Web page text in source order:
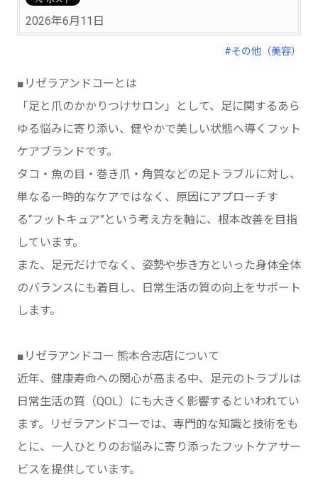
2026年6月11日
#その他（美容）
■リゼラアンドコーとは
「足と爪のかかりつけサロン」として、足に関するあら
ゆる悩みに寄り添い、健やかで美しい状態へ導くフット
ケアブランドです。
タコ・魚の目・巻き爪・角質などの足トラブルに対し、
単なる一時的なケアではなく、原因にアプローチす
る“フットキュア”という考え方を軸に、根本改善を目指
しています。
また、足元だけでなく、姿勢や歩き方といった身体全体
のバランスにも着目し、日常生活の質の向上をサポート
します。
■リゼラアンドコー 熊本合志店について
近年、健康寿命への関心が高まる中、足元のトラブルは
日常生活の質（QOL）にも大きく影響するといわれてい
ます。リゼラアンドコーでは、専門的な知識と技術をも
とに、一人ひとりのお悩みに寄り添ったフットケアサー
ビスを提供しています。